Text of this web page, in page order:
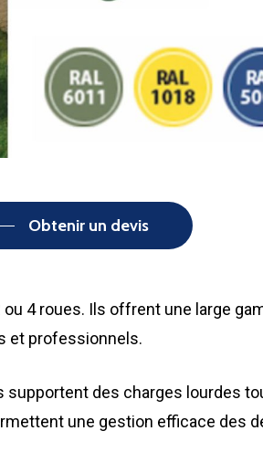
Obtenir un devis
4 roues. Ils offrent une large
et professionnels.
des charges lourdes
une gestion efficace des